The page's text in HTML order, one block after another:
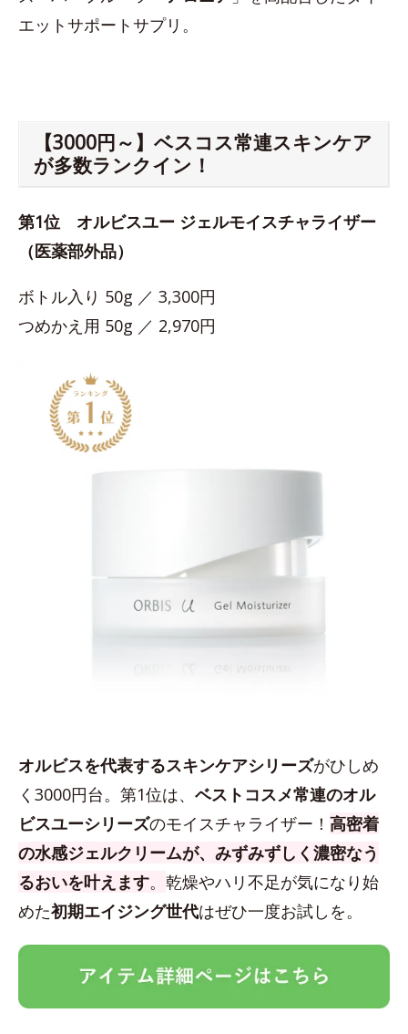
エットサポートサプリ。
【3000円～】ベスコス常連スキンケア
が多数ランクイン！
第1位 オルビスユー ジェルモイスチャライザー
（医薬部外品）
ボトル入り 50g ／ 3,300円
つめかえ用 50g ／ 2,970円
オルビスを代表するスキンケアシリーズがひしめ
く3000円台。第1位は、 ベストコスメ常連のオル
ビスユーシリーズのモイスチャライザー！ 高密着
の水感ジェルクリームが、みずみずしく濃密なう
るおいを叶えます。 乾燥やハリ不足が気になり始
めた初期エイジング世代はぜひ一度お試しを。